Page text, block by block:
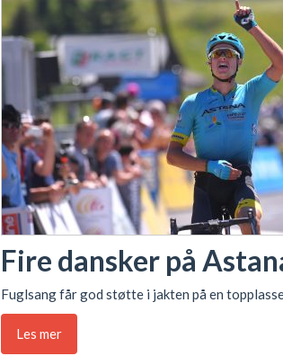
Fire dansker på
Fuglsang får god støtte i jakten på en
Les mer